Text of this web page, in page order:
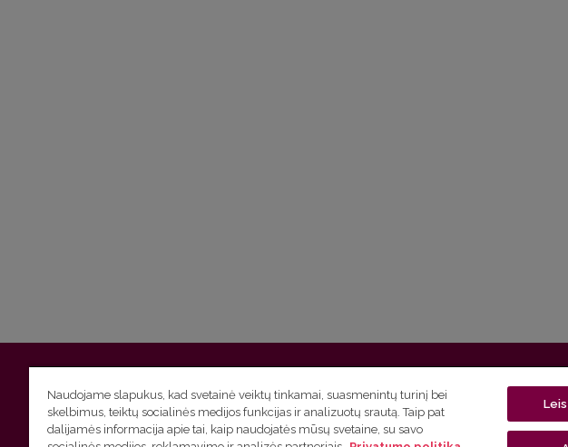
Vilniaus universitetas Filologijos fakultetas | Universiteto g. 5, LT-01131 Vilnius
Studijų skyriaus(studijų ir tvarkaraščio klausimai) tel. (0 5) 268 7208 | El. paštas
Naudojame slapukus, kad svetainė veiktų tinkamai, suasmenintų turinį bei
skelbimus, teiktų socialinės medijos funkcijas ir analizuotų srautą. Taip pat
dalijamės informacija apie tai, kaip naudojatės mūsų svetaine, su savo